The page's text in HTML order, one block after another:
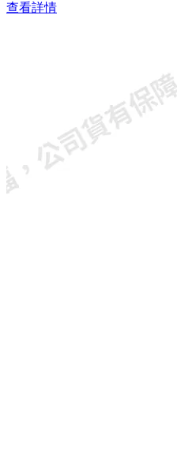
查看詳情